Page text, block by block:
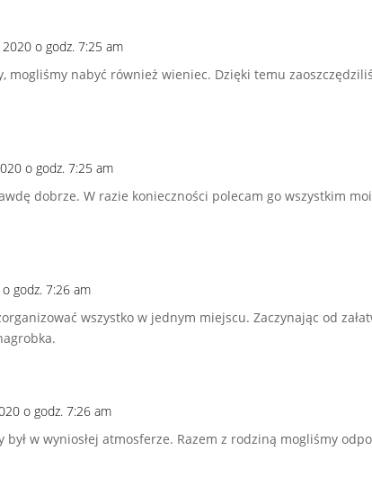
o godz. 7:25 am
mogliśmy nabyć również wieniec. Dzięki temu
o godz. 7:25 am
dobrze. W razie konieczności polecam go wszystkim
godz. 7:26 am
wszystko w jednym miejscu. Zaczynając od
o godz. 7:26 am
był w wyniosłej atmosferze. Razem z rodziną mogliśmy